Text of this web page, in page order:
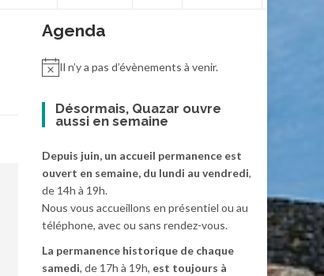
Agenda
Il n’y a pas d’évènements à venir.
Désormais, Quazar ouvre
aussi en semaine
Depuis juin, un accueil permanence est
ouvert en semaine, du lundi au vendredi,
de 14h à 19h.
Nous vous accueillons en présentiel ou au
téléphone, avec ou sans rendez-vous.
La permanence historique de chaque
samedi, de 17h à 19h, est toujours à